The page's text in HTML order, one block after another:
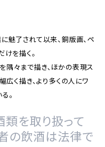
魅了されて以来、銅版画、ペ
けを描く。
々まで描き、ほかの表現ス
く描き、より多くの人にワ
。
類を取り扱って
の飲酒は法律で